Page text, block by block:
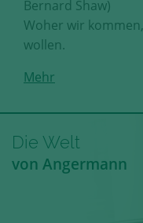
Bernard Shaw)
Woher wir
wollen.
Mehr
Die Welt
von Angermann